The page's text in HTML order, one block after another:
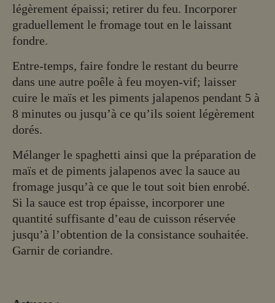
légèrement épaissi; retirer du feu. Incorporer
graduellement le fromage tout en le laissant
fondre.
Entre-temps, faire fondre le restant du beurre
dans une autre poêle à feu moyen-vif; laisser
cuire le maïs et les piments jalapenos pendant 5 à
8 minutes ou jusqu’à ce qu’ils soient légèrement
dorés.
Mélanger le spaghetti ainsi que la préparation de
maïs et de piments jalapenos avec la sauce au
fromage jusqu’à ce que le tout soit bien enrobé.
Si la sauce est trop épaisse, incorporer une
quantité suffisante d’eau de cuisson réservée
jusqu’à l’obtention de la consistance souhaitée.
Garnir de coriandre.